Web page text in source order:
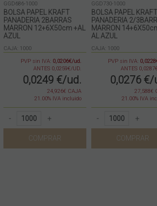
GGD686-1000
BOLSA PAPEL KRAFT
PANADERIA 2BARRAS
MARRON 12+6X50cm +AL
AZUL
CAJA: 1000
PVP sin IVA: 0,0206€/ud.
ANTES 0,0259€/UD.
0,0249 €/ud.
24,926€ CAJA
21.00% IVA incluido
- +
COMPRAR
GGD730-1000
BOLSA PAPEL KRAFT
PANADERIA 2/
MARRON
AL AZUL
CAJA: 1000
PVP sin IVA:
ANTES
0,0276 €/
27,588€
21.00% IVA
- +
COMPRAR